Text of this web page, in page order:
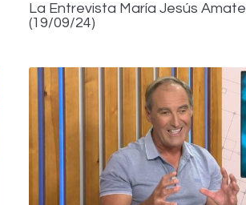
La Entrevista María Jesús Amate
(19/09/24)